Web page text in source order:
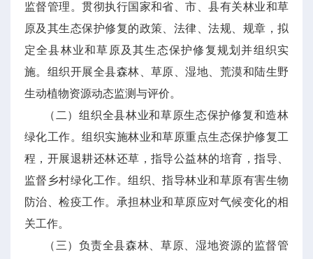
监督管理。贯彻执行国家和省、市、县有关林业和草
原及其生态保护修复的政策、法律、法规、规章，拟
定全县林业和草原及其生态保护修复规划并组织实
施。组织开展全县森林、草原、湿地、荒漠和陆生野
生动植物资源动态监测与评价。
（二）组织全县林业和草原生态保护修复和造林
绿化工作。组织实施林业和草原重点生态保护修复工
程，开展退耕还林还草，指导公益林的培育，指导、
监督乡村绿化工作。组织、指导林业和草原有害生物
防治、检疫工作。承担林业和草原应对气候变化的相
关工作。
（三）负责全县森林、草原、湿地资源的监督管